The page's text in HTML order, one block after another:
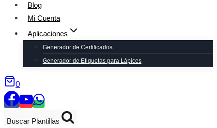
Blog
Mi Cuenta
Aplicaciones
Generador de Certificados
Generador de Etiquetas para Lápices
0
Buscar Plantillas